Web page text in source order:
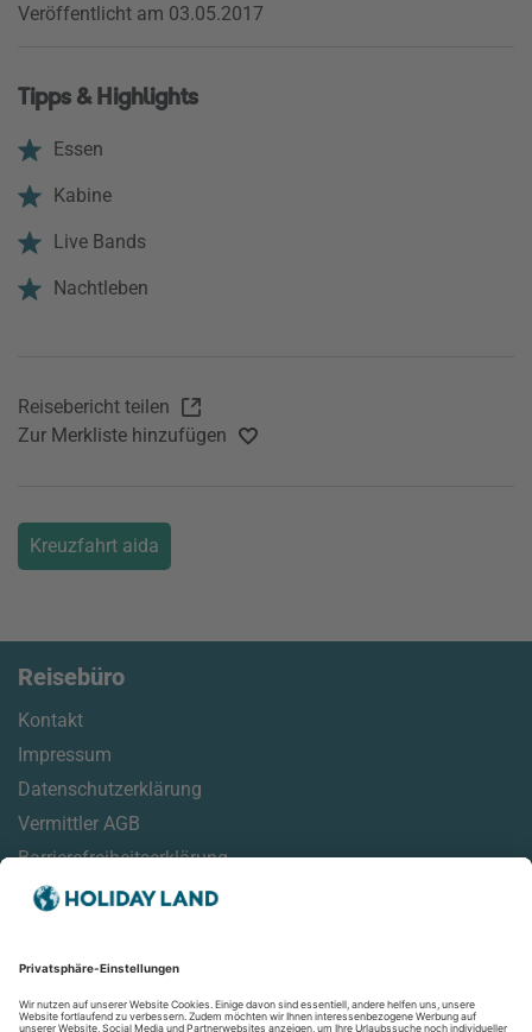
Veröffentlicht am 03.05.2017
Tipps & Highlights
Essen
Kabine
Live Bands
Nachtleben
Reisebericht teilen
Zur Merkliste hinzufügen
Kreuzfahrt aida
Reisebüro
Kontakt
Impressum
Datenschutzerklärung
Vermittler AGB
Barrierefreiheitserklärung
Reisemonitor
Online Check-In Informationen